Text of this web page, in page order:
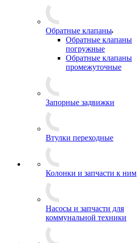
Обратные клапаны
Обратные клапаны
погружные
Обратные клапаны
промежуточные
Запорные задвижки
Втулки переходные
Колонки и запчасти к ним
Насосы и запчасти для
коммунальной техники